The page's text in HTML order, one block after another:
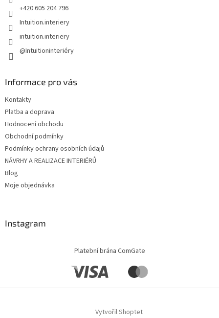
+420 605 204 796
Intuition.interiery
intuition.interiery
@Intuitioninteriéry
Informace pro vás
Kontakty
Platba a doprava
Hodnocení obchodu
Obchodní podmínky
Podmínky ochrany osobních údajů
NÁVRHY A REALIZACE INTERIÉRŮ
Blog
Moje objednávka
Instagram
Platební brána ComGate
Vytvořil Shoptet